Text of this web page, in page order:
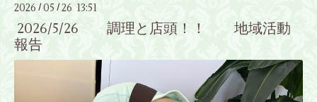
2026 /05 /26 13:51
2026/5/26 調理と店頭！！ 地域活動
報告